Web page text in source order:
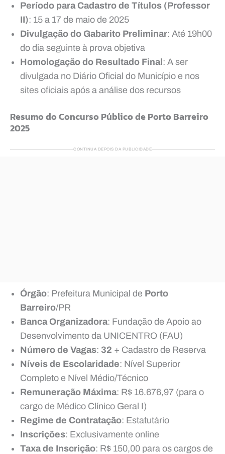
Período para Cadastro de Títulos (Professor
II): 15 a 17 de maio de 2025
Divulgação do Gabarito Preliminar: Até 19h00
do dia seguinte à prova objetiva
Homologação do Resultado Final: A ser
divulgada no Diário Oficial do Município e nos
sites oficiais após a análise dos recursos
Resumo do Concurso Público de Porto Barreiro
2025
CONTINUA DEPOIS DA PUBLICIDADE
Órgão: Prefeitura Municipal de Porto
Barreiro/PR
Banca Organizadora: Fundação de Apoio ao
Desenvolvimento da UNICENTRO (FAU)
Número de Vagas: 32 + Cadastro de Reserva
Níveis de Escolaridade: Nível Superior
Completo e Nível Médio/Técnico
Remuneração Máxima: R$ 16.676,97 (para o
cargo de Médico Clínico Geral I)
Regime de Contratação: Estatutário
Inscrições: Exclusivamente online
Taxa de Inscrição: R$ 150,00 para os cargos de